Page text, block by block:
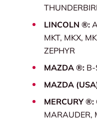
LINCOLN ®:
MKT, MKX,
ZEPHYR
MAZDA ®: B-
MAZDA
MERCURY ®:
MARAUDER,